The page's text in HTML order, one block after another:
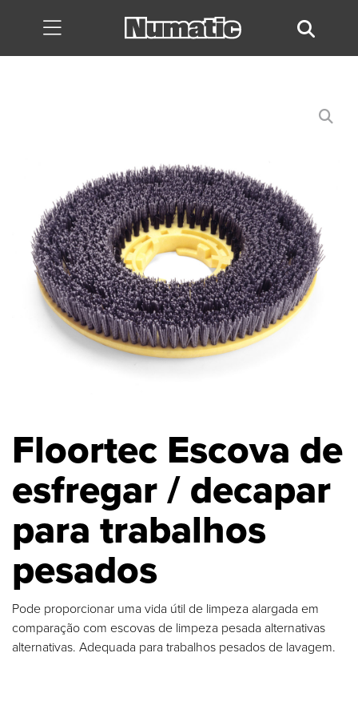
Floortec Escova de
esfregar / decapar
para trabalhos
pesados
Pode proporcionar uma vida útil de limpeza alargada em
comparação com escovas de limpeza pesada alternativas
alternativas. Adequada para trabalhos pesados de lavagem.